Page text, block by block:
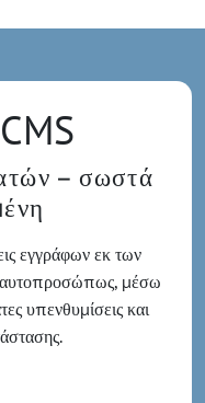
– σωστά
εγγράφων εκ των
μέσω
υπενθυμίσεις και